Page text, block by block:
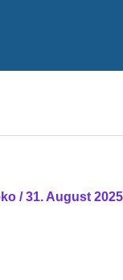
/31. August 2025